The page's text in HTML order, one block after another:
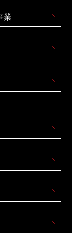
業